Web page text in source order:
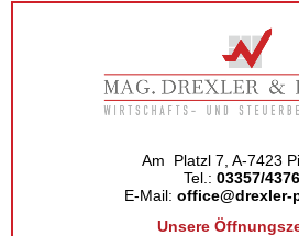
Am Platzl 7, A-7423
Tel.: 03357/
E-Mail: office@drexler-
Unsere